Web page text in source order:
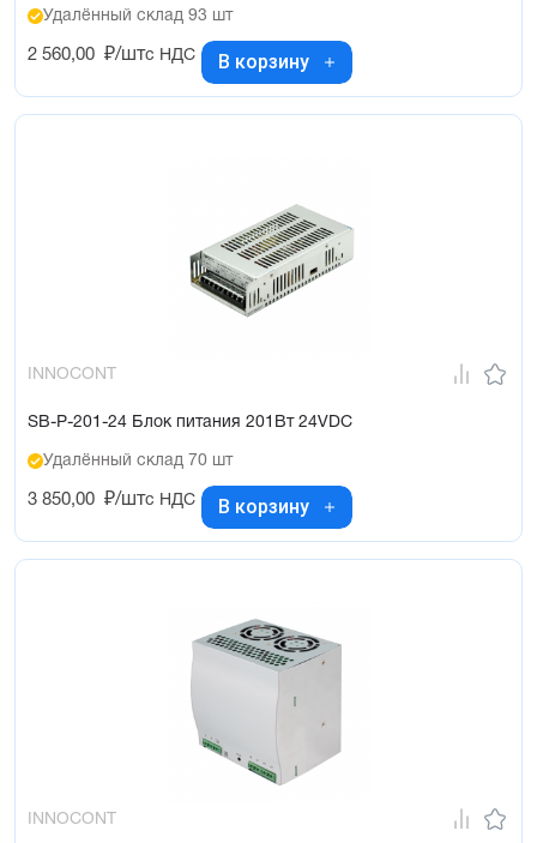
Удалённый склад 93 шт
2 560,00 ₽/штс НДС В корзину
INNOCONT
SB-P-201-24 Блок питания 201Вт 24VDC
Удалённый склад 70 шт
3 850,00 ₽/штс НДС В корзину
INNOCONT